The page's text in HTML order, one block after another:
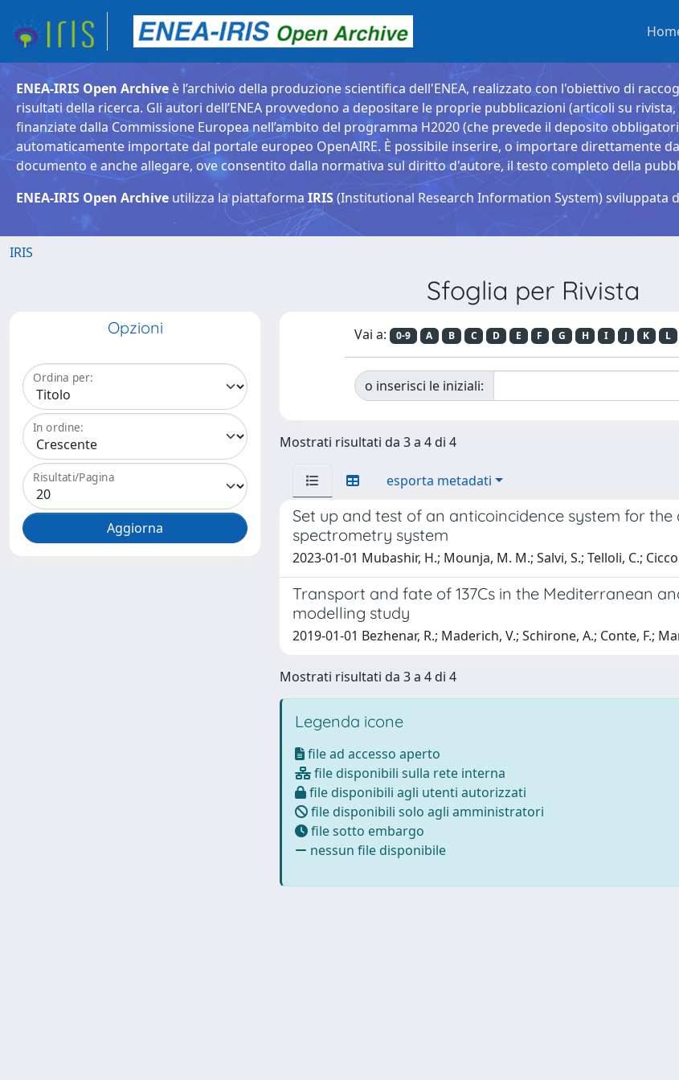
ENEA-IRIS Open Archive è l’archivio della produzione scientifica dell'ENEA, realizzato con l'obiettivo di
risultati della ricerca. Gli autori dell’ENEA provvedono a depositare le proprie pubblicazioni (articoli su
finanziate dalla Commissione Europea nell’ambito del programma H2020 (che prevede il deposito
automaticamente importate dal portale europeo OpenAIRE. È possibile inserire, o importare direttamente
documento e anche allegare, ove consentito dalla normativa sul diritto d'autore, il testo completo della
ENEA-IRIS Open Archive utilizza la piattaforma IRIS(Institutional Research Information System) sviluppata
IRIS
Sfoglia per Rivista
Opzioni
Ordina per:
In ordine:
Risultati/Pagina
Vai a: 0-9 A B C D E F G H I J K L
o inserisci le iniziali:
Mostrati risultati da 3 a 4 di 4
esporta metadati
Set up and test of an anticoincidence system for
spectrometry system
2023-01-01 Mubashir, H.; Mounja, M. M.; Salvi, S.; Telloli, C.;
Transport and fate of 137Cs in the Mediterranean
modelling study
2019-01-01 Bezhenar, R.; Maderich, V.; Schirone, A.; Conte, F.;
Mostrati risultati da 3 a 4 di 4
Legenda icone
file ad accesso aperto
file disponibili sulla rete interna
file disponibili agli utenti autorizzati
file disponibili solo agli amministratori
file sotto embargo
nessun file disponibile